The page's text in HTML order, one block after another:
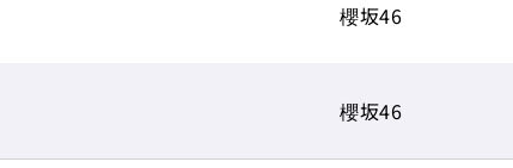
櫻坂46
櫻坂46